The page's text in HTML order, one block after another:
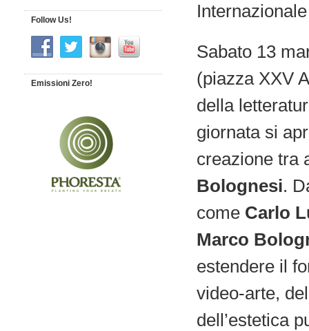
Sabato 13
(piazza XXV
della
giornata si
creazione tra
Bolognesi.
come Carlo
Marco
estendere il
video-arte,
dell’estetica
Follow Us!
Emissioni Zero!